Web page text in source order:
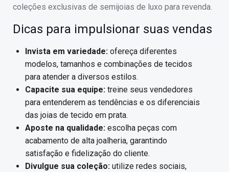
coleções exclusivas de semijoias de luxo para revenda.
Dicas para impulsionar suas vendas
Invista em variedade: ofereça diferentes
modelos, tamanhos e combinações de tecidos
para atender a diversos estilos.
Capacite sua equipe: treine seus vendedores
para entenderem as tendências e os diferenciais
das joias de tecido em prata.
Aposte na qualidade: escolha peças com
acabamento de alta joalheria, garantindo
satisfação e fidelização do cliente.
Divulgue sua coleção: utilize redes sociais,